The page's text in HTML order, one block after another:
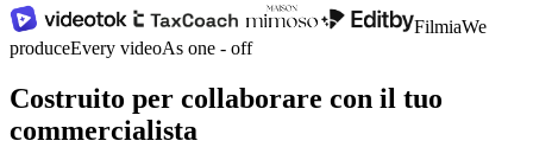
FilmiaWe
produceEvery videoAs one - off
Costruito per collaborare con il tuo
commercialista